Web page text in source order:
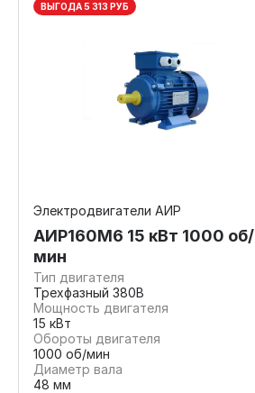
ВЫГОДА 5 313 РУБ
Электродвигатели АИР
АИР160М6 15 кВт 1000 об/
мин
Тип двигателя
Трехфазный 380В
Мощность двигателя
15 кВт
Обороты двигателя
1000 об/мин
Диаметр вала
48 мм